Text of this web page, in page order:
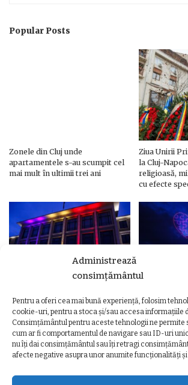
Administrează
consimțământul
Pentru a oferi cea mai bună experiență, folosim
cookie-uri, pentru a stoca și/sau accesa informațiile
Consimțământul pentru aceste tehnologii ne permite
cum ar fi comportamentul de navigare sau ID-uri
nu îți dai consimțământul sau îți retragi
afecte negative asupra unor anumite funcționalități
Popular Posts
Zonele din Cluj unde
apartamentele s-au scumpit cel
mai mult în ultimii trei ani
Ziua Unirii
la Cluj-
religioasă,
cu efecte
Ziua Unirii Principatelor Române
– Clădiri și poduri din Cluj,
iluminate în culorile drapelului
Ziua Unirii la
Programul